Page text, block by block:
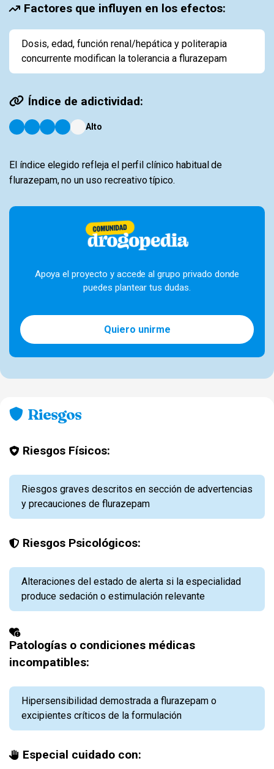
Factores que influyen en los efectos:
Dosis, edad, función renal/hepática y politerapia
concurrente modifican la tolerancia a flurazepam
Índice de adictividad:
Alto
El índice elegido refleja el perfil clínico habitual de
flurazepam, no un uso recreativo típico.
Apoya el proyecto y accede al grupo privado donde
puedes plantear tus dudas.
Quiero unirme
Riesgos
Riesgos Físicos:
Riesgos graves descritos en sección de advertencias
y precauciones de flurazepam
Riesgos Psicológicos:
Alteraciones del estado de alerta si la especialidad
produce sedación o estimulación relevante
Patologías o condiciones médicas
incompatibles:
Hipersensibilidad demostrada a flurazepam o
excipientes críticos de la formulación
Especial cuidado con: